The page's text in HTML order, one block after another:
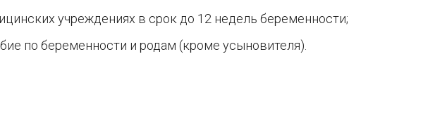
учреждениях в срок до 12 недель беременности;
по беременности и родам (кроме усыновителя).